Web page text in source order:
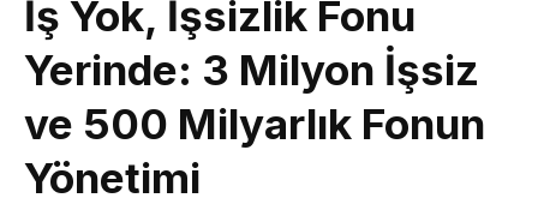
İş Yok, İşsizlik Fonu
Yerinde: 3 Milyon İşsiz
ve 500 Milyarlık Fonun
Yönetimi